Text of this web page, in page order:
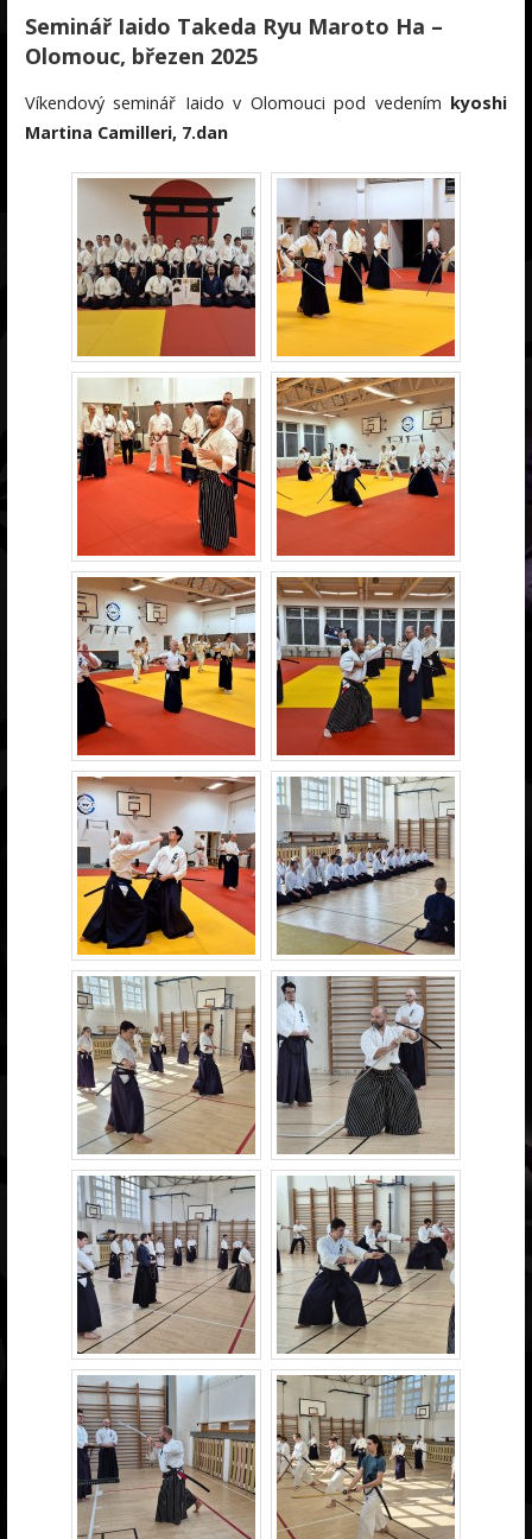
Seminář Iaido Takeda Ryu Maroto Ha –
Olomouc, březen 2025
Víkendový seminář Iaido v Olomouci pod vedením kyoshi
Martina Camilleri, 7.dan